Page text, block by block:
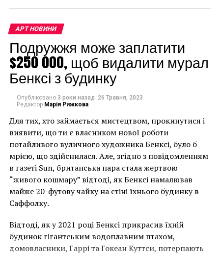
перегружена в
контейнер и скоро
прибудет в Одессу на
восстановление», —
сообщил в своем
аккаунте в Facebook
автор этой уникальной
скульптурной
композиции.
Отметим, что нашумевшая инсталляция должна
прибыть в Украину 26-27 января. Скульптуру
перевозят в простом морском контейнере в
распиленном виде.
Семнадцатимеровую инсталляцию разобрали и
сложили в небольшие контейнеры. Ранее скульптура
украшала площадь в одном городке США,
АРТ НОВИНИ
Подружжя може заплатити
$250 000, щоб видалити мурал
Бенксі з будинку
Опубліковано 3 роки назад 26 Травня, 2023
Редактор Марія Рижкова
Для тих, хто займається мистецтвом, прокинутися і
виявити, що ти є власником нової роботи
потайливого вуличного художника Бенксі, було б
мрією, що здійснилася. Але, згідно з повідомленням
в газеті Sun, британська пара стала жертвою
“живого кошмару” відтоді, як Бенксі намалював
майже 20-футову чайку на стіні їхнього будинку в
Саффолку.
Відтоді, як у 2021 році Бенксі прикрасив їхній
будинок гігантським водоплавним птахом,
домовласники, Гаррі та Гокеан Куттси, потерпають